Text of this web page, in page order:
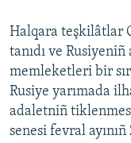
Halqara teşkilâtlar
tanıdı ve
memleketleri bir
Rusiye yarımada
adaletniñ
senesi fevral